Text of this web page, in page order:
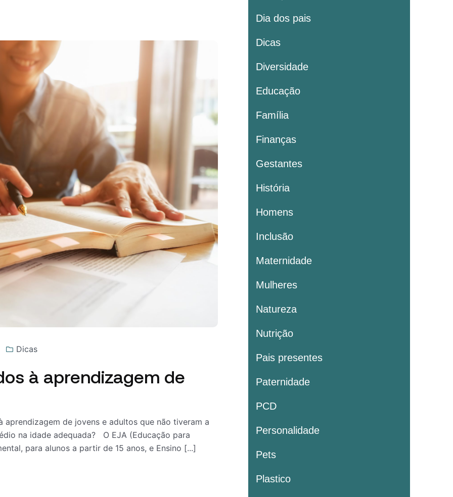
Dicas
à aprendizagem de
de jovens e adultos que não tiveram a
na idade adequada? O EJA (Educação para
para alunos a partir de 15 anos, e Ensino [...]
Dia dos pais
Dicas
Diversidade
Educação
Família
Finanças
Gestantes
História
Homens
Inclusão
Maternidade
Mulheres
Natureza
Nutrição
Pais presentes
Paternidade
PCD
Personalidade
Pets
Plastico